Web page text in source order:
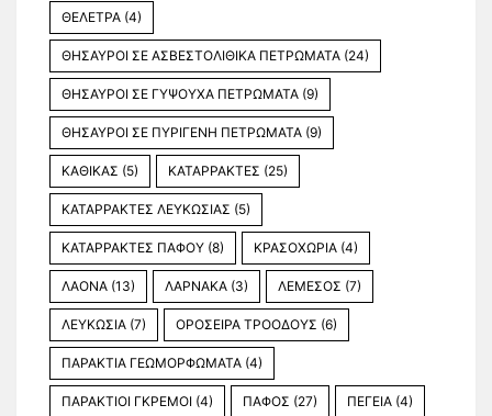
ΘΕΛΕΤΡΑ (4)
ΘΗΣΑΥΡΟΙ ΣΕ ΑΣΒΕΣΤΟΛΙΘΙΚΑ ΠΕΤΡΩΜΑΤΑ (24)
ΘΗΣΑΥΡΟΙ ΣΕ ΓΥΨΟΥΧΑ ΠΕΤΡΩΜΑΤΑ (9)
ΘΗΣΑΥΡΟΙ ΣΕ ΠΥΡΙΓΕΝΗ ΠΕΤΡΩΜΑΤΑ (9)
ΚΑΘΙΚΑΣ (5) ΚΑΤΑΡΡΑΚΤΕΣ (25)
ΚΑΤΑΡΡΑΚΤΕΣ ΛΕΥΚΩΣΙΑΣ (5)
ΚΑΤΑΡΡΑΚΤΕΣ ΠΑΦΟΥ (8) ΚΡΑΣΟΧΩΡΙΑ (4)
ΛΑΟΝΑ (13) ΛΑΡΝΑΚΑ (3) ΛΕΜΕΣΟΣ (7)
ΛΕΥΚΩΣΙΑ (7) ΟΡΟΣΕΙΡΑ ΤΡΟΟΔΟΥΣ (6)
ΠΑΡΑΚΤΙΑ ΓΕΩΜΟΡΦΩΜΑΤΑ (4)
ΠΑΡΑΚΤΙΟΙ ΓΚΡΕΜΟΙ (4) ΠΑΦΟΣ (27) ΠΕΓΕΙΑ (4)